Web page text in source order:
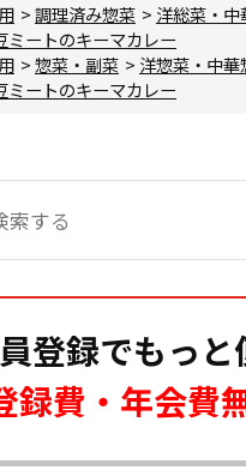
>調理済み惣菜 > 洋総菜・
ミートのキーマカレー
>惣菜・副菜 > 洋惣菜・中
ミートのキーマカレー
登録でもっ
録費・年会費